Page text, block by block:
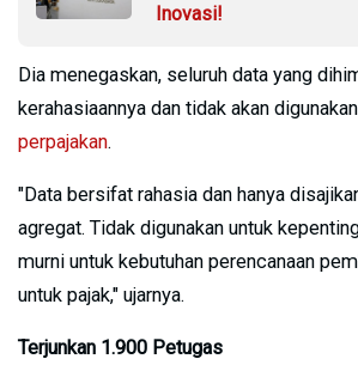
Inovasi!
Dia menegaskan, seluruh data yang
kerahasiaannya dan tidak akan
perpajakan.
"Data bersifat rahasia dan hanya
agregat. Tidak digunakan untuk
murni untuk kebutuhan perencanaan
untuk pajak," ujarnya.
Terjunkan 1.900 Petugas